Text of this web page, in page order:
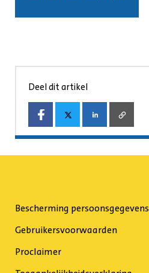
Deel dit artikel
Bescherming persoonsgegevens
Gebruikersvoorwaarden
Proclaimer